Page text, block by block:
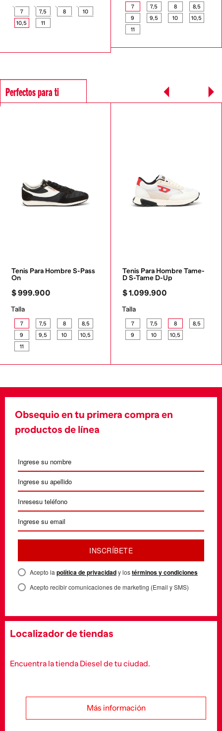
7 7,5 8
10
10,5
11
7 7,5 8
8,5
9
9,5 10
10,5
11
Perfectos para ti
Tenis Para Hombre S-Pass
On
$999.900
Talla
7 7,5 8
8,5
9
9,5 10
10,5
11
Tenis Para Hombre Tame-
D S-Tame D-Up
$1.099.900
Talla
7 7,5 8
8,5
9
10 10,5
Obsequio en tu primera compra en
productos de línea
INSCRÍBETE
Acepto la política de privacidady lostérminos y condiciones
Acepto recibir comunicaciones de marketing (Email y SMS)
Localizador de tiendas
Encuentra la tienda Diesel de tu ciudad.
Más información